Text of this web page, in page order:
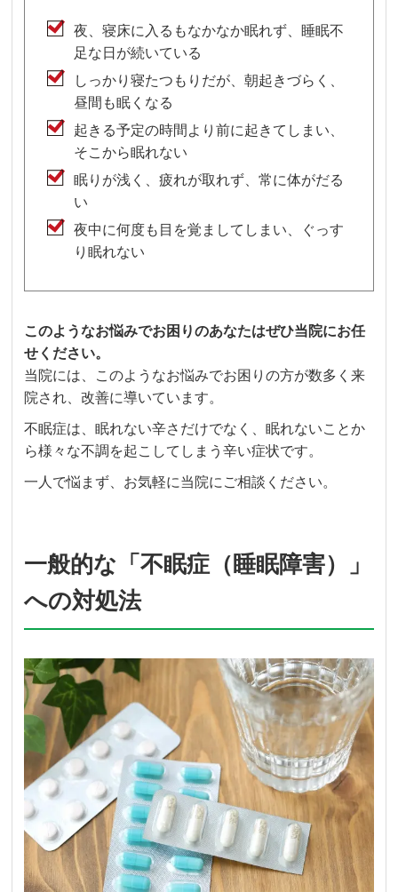
夜、寝床に入るもなかなか眠れず、睡眠不
足な日が続いている
しっかり寝たつもりだが、朝起きづらく、
昼間も眠くなる
起きる予定の時間より前に起きてしまい、
そこから眠れない
眠りが浅く、疲れが取れず、常に体がだる
い
夜中に何度も目を覚ましてしまい、ぐっす
り眠れない
このようなお悩みでお困りのあなたはぜひ当院にお任
せください。
当院には、このようなお悩みでお困りの方が数多く来
院され、改善に導いています。
不眠症は、眠れない辛さだけでなく、眠れないことか
ら様々な不調を起こしてしまう辛い症状です。
一人で悩まず、お気軽に当院にご相談ください。
一般的な「不眠症（睡眠障害）」
への対処法